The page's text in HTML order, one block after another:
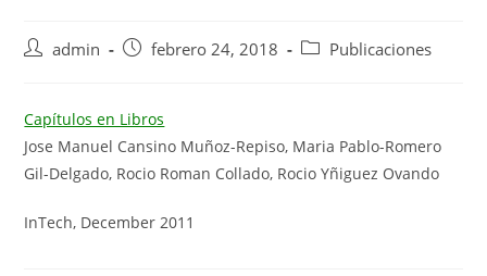
Autor
entrada:
admin
Publicación
entrada:
febrero 24, 2018
Categoría
Publicaciones
Capítulos en Libros
Jose Manuel Cansino Muñoz-Repiso, Maria Pablo-Romero
Gil-Delgado, Rocio Roman Collado, Rocio Yñiguez Ovando
InTech, December 2011